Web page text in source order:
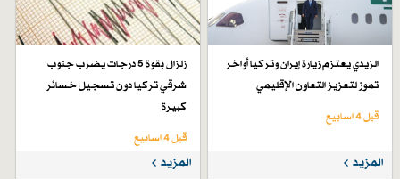
الزيدي يعتزم زيارة إيران وتركيا أواخر
تموز لتعزيز التعاون الإقليمي
قبل 4 اسابیع
المزيد
زلزال بقوة 5 درجات يضرب جنوب
شرقي تركيا دون تسجيل خسائر
كبيرة
قبل 4 اسابیع
المزيد